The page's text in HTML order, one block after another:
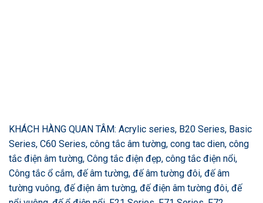
KHÁCH HÀNG QUAN TÂM: Acrylic series, B20 Series, Basic
Series, C60 Series, công tắc âm tường, cong tac dien, công
tắc điện âm tường, Công tắc điện đẹp, công tắc điện nổi,
Công tắc ổ cắm, đế âm tường, đế âm tường đôi, đế âm
tường vuông, đế điện âm tường, đế điện âm tường đôi, đế